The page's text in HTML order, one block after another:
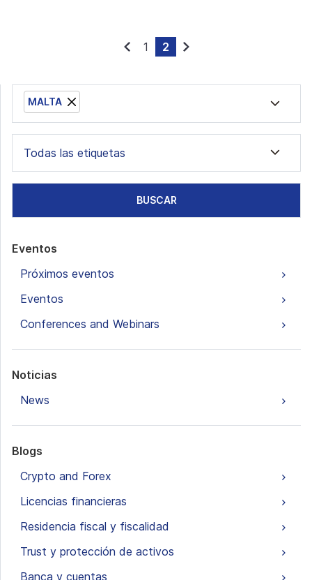
1 2
MALTA
Todas las etiquetas
BUSCAR
Eventos
Próximos eventos
Eventos
Conferences and Webinars
Noticias
News
Blogs
Crypto and Forex
Licencias financieras
Residencia fiscal y fiscalidad
Trust y protección de activos
Banca y cuentas